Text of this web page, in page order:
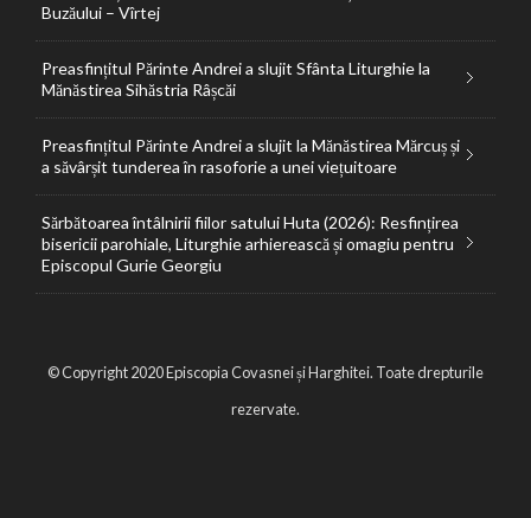
Buzăului – Vîrtej
Preasfințitul Părinte Andrei a slujit Sfânta Liturghie la
Mănăstirea Sihăstria Râșcăi
Preasfințitul Părinte Andrei a slujit la Mănăstirea Mărcuș și
a săvârșit tunderea în rasoforie a unei viețuitoare
Sărbătoarea întâlnirii fiilor satului Huta (2026): Resfințirea
bisericii parohiale, Liturghie arhierească și omagiu pentru
Episcopul Gurie Georgiu
© Copyright 2020 Episcopia Covasnei și Harghitei. Toate drepturile
rezervate.